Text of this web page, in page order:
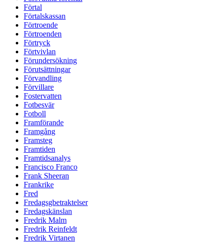
Förtal
Förtalskassan
Förtroende
Förtroenden
Förtryck
Förtvivlan
Förundersökning
Förutsättningar
Förvandling
Förvillare
Fostervatten
Fotbesvär
Fotboll
Framförande
Framgång
Framsteg
Framtiden
Framtidsanalys
Francisco Franco
Frank Sheeran
Frankrike
Fred
Fredagsgbetraktelser
Fredagskänslan
Fredrik Malm
Fredrik Reinfeldt
Fredrik Virtanen